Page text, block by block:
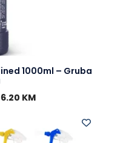
1000ml – Gruba
KM